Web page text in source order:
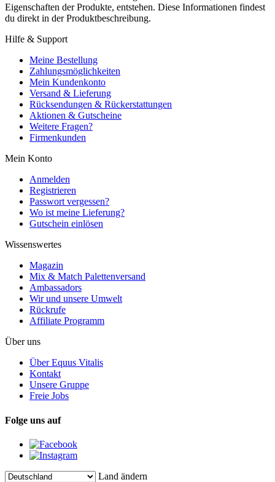
Eigenschaften der Produkte, entstehen. Diese Informationen findest
du direkt in der Produktbeschreibung.
Hilfe & Support
Meine Bestellung
Zahlungsmöglichkeiten
Mein Kundenkonto
Versand & Lieferung
Rücksendungen & Rückerstattungen
Aktionen & Gutscheine
Weitere Fragen?
Firmenkunden
Mein Konto
Anmelden
Registrieren
Passwort vergessen?
Wo ist meine Lieferung?
Gutschein einlösen
Wissenswertes
Magazin
Mix & Match Palettenversand
Ambassadors
Wir und unsere Umwelt
Rückrufe
Affiliate Programm
Über uns
Über Equus Vitalis
Kontakt
Unsere Gruppe
Freie Jobs
Folge uns auf
Land ändern